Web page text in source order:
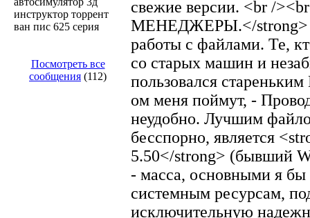
инструктор торрент
ван пис 625 серия
Посмотреть все
сообщения (112)
свежие версии. <br /
МЕНЕДЖЕРЫ.</strong>
работы с файлами. Те,
со старых машин и
пользовался
ом меня поймут, -
неудобно. Лучшим
бесспорно, является
5.50</strong> (бывший
- масса, основными я бы
системным ресурсам,
исключительную